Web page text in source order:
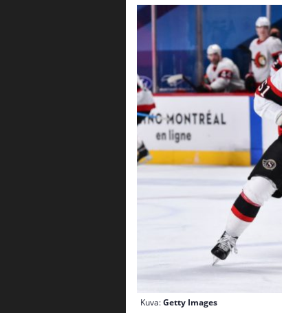
Kuva:Getty Images